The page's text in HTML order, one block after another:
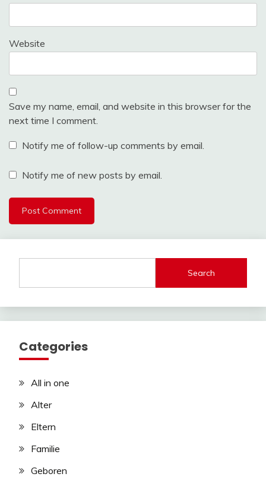
Website
Save my name, email, and website in this browser for the
next time I comment.
Notify me of follow-up comments by email.
Notify me of new posts by email.
Search
Categories
All in one
Alter
Eltern
Familie
Geboren